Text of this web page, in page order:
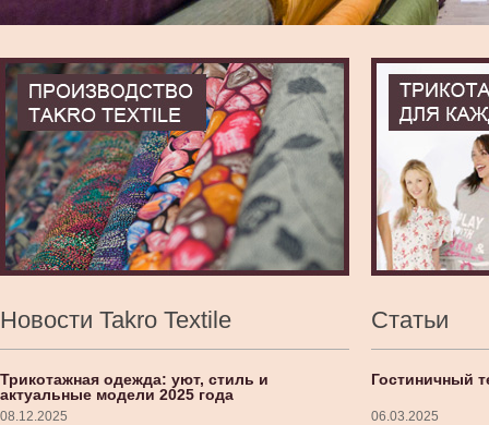
Новости Takro Textile
Трикотажная одежда: уют, стиль и
актуальные модели 2025 года
08.12.2025
Статьи
Гостиничный
06.03.2025